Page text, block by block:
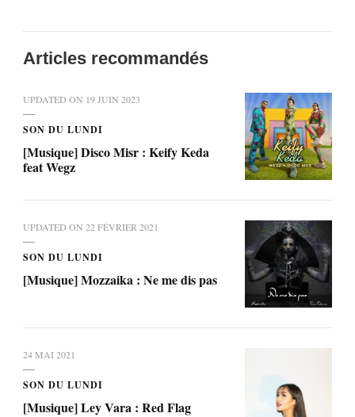
Articles recommandés
UPDATED ON 19 JUIN 2023
SON DU LUNDI
[Musique] Disco Misr : Keify Keda
feat Wegz
UPDATED ON 22 FÉVRIER 2021
SON DU LUNDI
[Musique] Mozzaika : Ne me dis pas
24 MAI 2021
SON DU LUNDI
[Musique] Ley Vara : Red Flag